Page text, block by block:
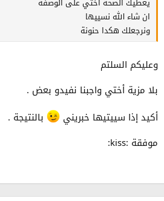
ان شاء الله نسييها
ونرجعلك هكدا حنونة
وعليكم السلتم
بلا مزية أختي واجبنا نفيدو بعض .
أكيد إذا سييتيها خبريني
بالنتيجة .
موفقة :kiss: